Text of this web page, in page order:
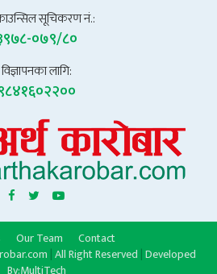
सूचिकरण नं.:
०७९/८०
विज्ञापनका लागि:
Our Team
Contact
|All Right Reserved |Developed
By:MultiTech